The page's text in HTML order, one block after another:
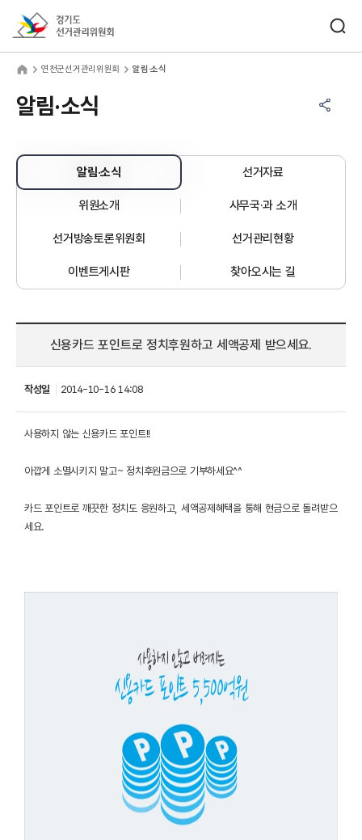
연천군선거관리위원회 알림·소식
알림·소식
알림·소식 선거자료
위원소개 사무국·과 소개
선거방송토론위원회 선거관리현황
이벤트게시판 찾아오시는 길
신용카드 포인트로 정치후원하고 세액공제 받으세요.
작성일 2014-10-16 14:08
사용하지 않는 신용카드 포인트!!
아깝게 소멸시키지 말고~ 정치후원금으로 기부하세요^^
카드 포인트로 깨끗한 정치도 응원하고, 세액공제혜택을 통해 현금으로 돌려받으
세요.